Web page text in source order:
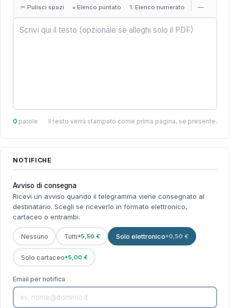
✂ Pulisci spazi
• Elenco puntato 1. Elenco numerato —
0 parole Il testo verrà stampato come prima pagina, se presente.
NOTIFICHE
Avviso di consegna
Ricevi un avviso quando il telegramma viene consegnato al
destinatario. Scegli se riceverlo in formato elettronico,
cartaceo o entrambi.
Nessuno Tutti+5,50 € Solo elettronico+0,50 €
Solo cartaceo+5,00 €
Email per notifica